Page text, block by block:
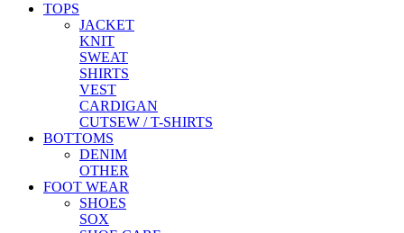
TOPS
JACKET
KNIT
SWEAT
SHIRTS
VEST
CARDIGAN
CUTSEW / T-SHIRTS
BOTTOMS
DENIM
OTHER
FOOT WEAR
SHOES
SOX